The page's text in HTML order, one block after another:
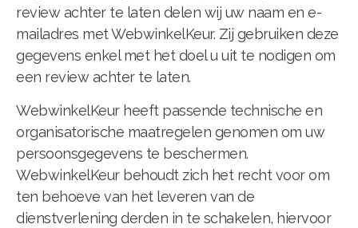
review achter te laten delen wij uw naam en e-
mailadres met WebwinkelKeur. Zij gebruiken deze
gegevens enkel met het doel u uit te nodigen om
een review achter te laten.
WebwinkelKeur heeft passende technische en
organisatorische maatregelen genomen om uw
persoonsgegevens te beschermen.
WebwinkelKeur behoudt zich het recht voor om
ten behoeve van het leveren van de
dienstverlening derden in te schakelen, hiervoor